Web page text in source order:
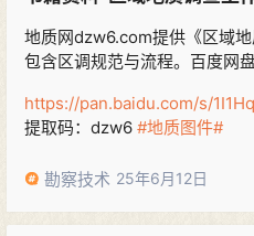
地质网dzw6.com提供《区域地
包含区调规范与流程。百度网盘
https://pan.baidu.com/s/
提取码：dzw6 #地质图件#
勘察技术 25年6月12日